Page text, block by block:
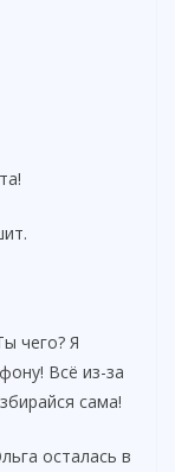
чего? Я
Всё из-за
сама!
осталась в